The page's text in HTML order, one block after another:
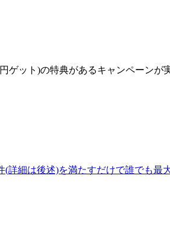
ゲット)の特典があるキャンペーンが
細は後述)を満たすだけで誰でも最